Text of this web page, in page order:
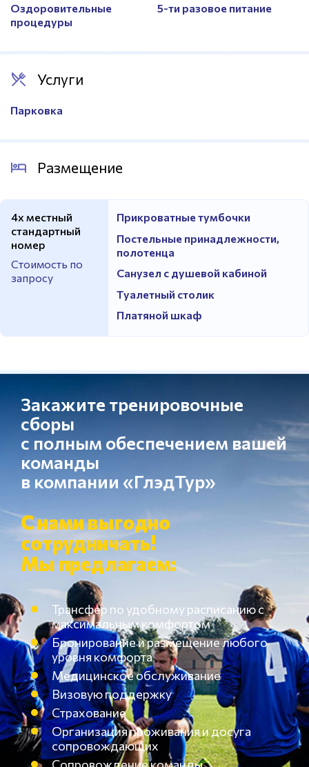
Оздоровительные
процедуры
5-ти разовое питание
Услуги
Парковка
Размещение
4х местный
стандартный
номер
Стоимость по
запросу
Прикроватные тумбочки
Постельные принадлежности,
полотенца
Санузел с душевой кабиной
Туалетный столик
Платяной шкаф
Закажите тренировочные
сборы
с полным обеспечением вашей
команды
в компании «ГлэдТур»
С нами выгодно
сотрудничать!
Мы предлагаем:
Трансфер по удобному расписанию с
максимальным комфортом
Бронирование и размещение любого
уровня комфорта
Медицинское обслуживание
Визовую поддержку
Страхование
Организация проживания и досуга
сопровождающих